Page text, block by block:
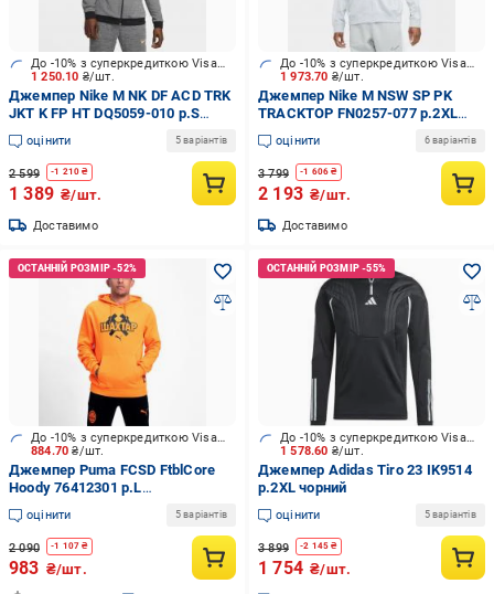
1 250.10 ₴/шт.
До -10% з суперкредиткою Visa Вигода
Джемпер Nike M NK DF ACD TRK
JKT K FP HT DQ5059-010 р.S
сірий
оцінити 5 варіантів
2 599 -1 210 ₴
1 389 ₴/шт.
Доставимо
1 973.70 ₴/шт.
До -10% з суперкредиткою Visa Вигода
Джемпер Nike M NSW SP PK
TRACKTOP FN0257-077 р.2XL
сірий
оцінити 6 варіантів
3 799 -1 606 ₴
2 193 ₴/шт.
Доставимо
884.70₴/шт.
До -10% з суперкредиткою Visa Вигода
Джемпер Puma FCSD FtblCore
Hoody 76412301 р.L
помаранчевий
оцінити 5 варіантів
2 090 -1 107 ₴
983 ₴/шт.
1 578.60 ₴/шт.
До -10% з суперкредиткою Visa Вигода
Джемпер Adidas Tiro 23 IK9514
р.2XL чорний
оцінити 5 варіантів
3 899 -2 145 ₴
1 754 ₴/шт.